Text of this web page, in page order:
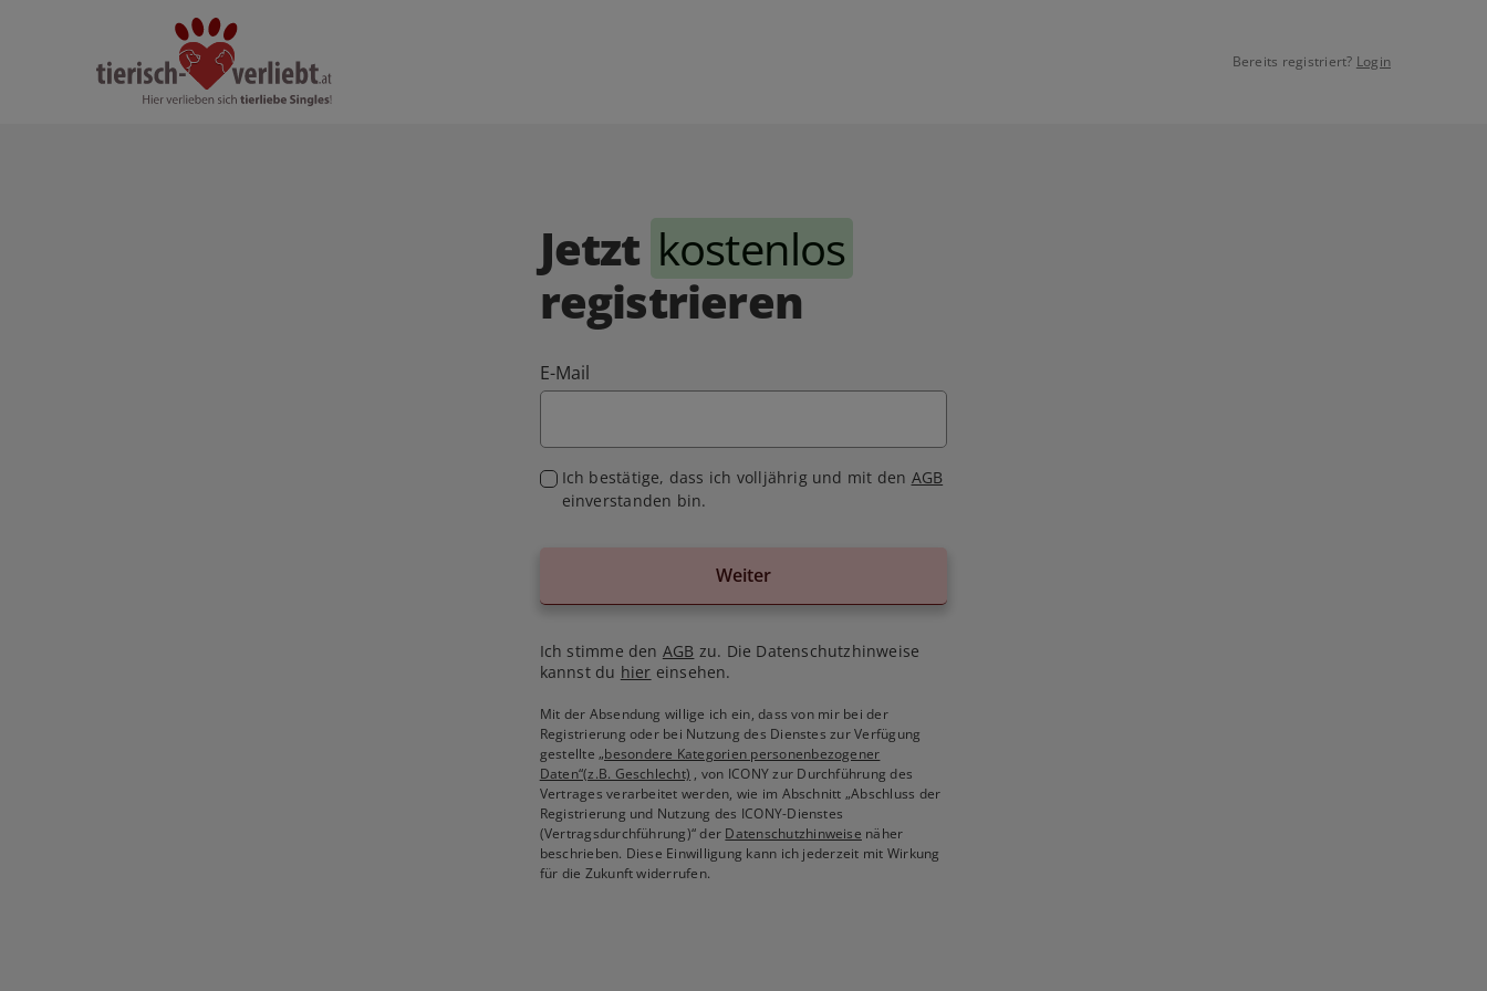
Bereits registriert? Login
Jetzt kostenlos
registrieren
E-Mail
Ich bestätige, dass ich volljährig und mit den AGB
einverstanden bin.
Weiter
Ich stimme den AGB zu. Die Datenschutzhinweise
kannst du hier einsehen.
Mit der Absendung willige ich ein, dass von mir bei der
Registrierung oder bei Nutzung des Dienstes zur Verfügung
gestellte„besondere Kategorien personenbezogener
Daten“(z.B. Geschlecht) , von ICONY zur Durchführung des
Vertrages verarbeitet werden, wie im Abschnitt „Abschluss der
Registrierung und Nutzung des ICONY-Dienstes
(Vertragsdurchführung)“ der Datenschutzhinweise näher
beschrieben. Diese Einwilligung kann ich jederzeit mit Wirkung
für die Zukunft widerrufen.